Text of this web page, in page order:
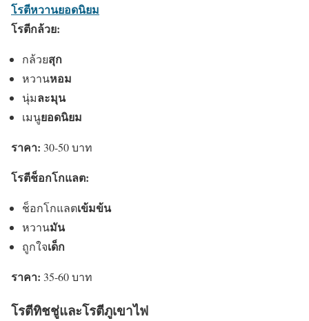
โรตีหวานยอดนิยม
โรตีกล้วย:
กล้วยสุก
หวานหอม
นุ่มละมุน
เมนูยอดนิยม
ราคา: 30-50 บาท
โรตีช็อกโกแลต:
ช็อกโกแลตเข้มข้น
หวานมัน
ถูกใจเด็ก
ราคา: 35-60 บาท
โรตีทิชชู่และโรตีภูเขาไฟ